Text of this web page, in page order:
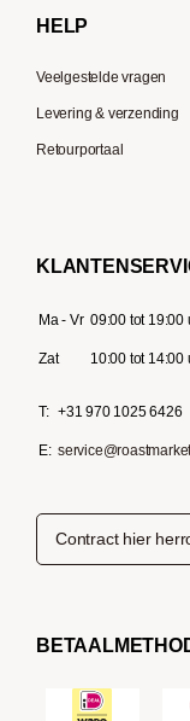
HELP
Veelgestelde vragen
Levering & verzending
Retourportaal
Ma - Vr 09:00 tot 19:00
Zat 10:00 tot 14:00
T: +31 970 1025 6426
E:
Contract hier